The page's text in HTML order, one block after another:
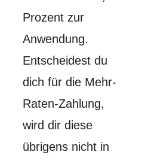
Prozent zur
Anwendung.
Entscheidest du
dich für die Mehr-
Raten-Zahlung,
wird dir diese
übrigens nicht in